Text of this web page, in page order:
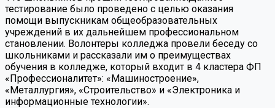
тестирование было проведено с целью оказания
помощи выпускникам общеобразовательных
учреждений в их дальнейшем профессиональном
становлении. Волонтеры колледжа провели беседу со
школьниками и рассказали им о преимуществах
обучения в колледже, который входит в 4 кластера ФП
«Профессионалитет»: «Машиностроение»,
«Металлургия», «Строительство» и «Электроника и
информационные технологии».